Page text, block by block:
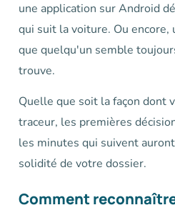
une application sur Android
qui suit la voiture. Ou encore,
que quelqu'un semble
trouve.
Quelle que soit la façon dont
traceur, les premières
les minutes qui suivent
solidité de votre dossier.
Comment